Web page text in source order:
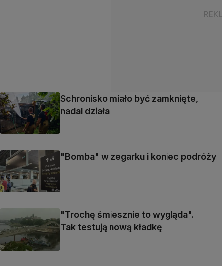
Schronisko miało być zamknięte,
nadal działa
"Bomba" w zegarku i koniec podróży
"Trochę śmiesznie to wygląda".
Tak testują nową kładkę